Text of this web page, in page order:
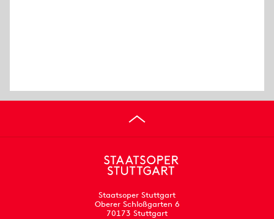
Staatsoper Stuttgart
Oberer Schloßgarten 6
70173 Stuttgart